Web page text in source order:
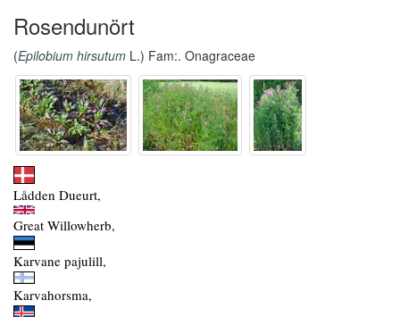
Rosendunört
(Epilobium hirsutum L.) Fam:. Onagraceae
Lådden Dueurt,
Great Willowherb,
Karvane pajulill,
Karvahorsma,